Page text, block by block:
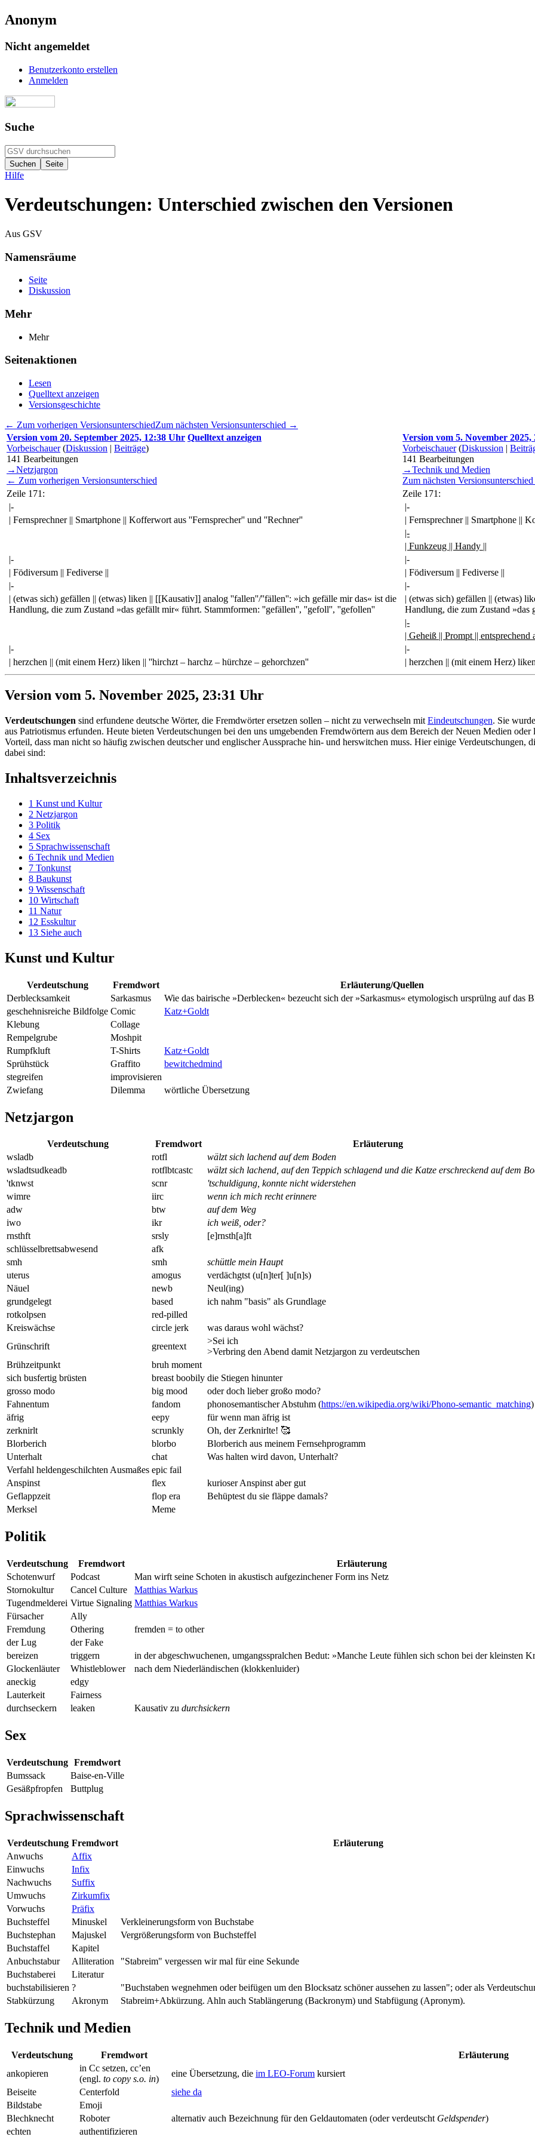
Anonym
Nicht angemeldet
Benutzerkonto erstellen
Anmelden
Suche
Hilfe
Verdeutschungen: Unterschied zwischen den Versionen
Aus GSV
Namensräume
Seite
Diskussion
Mehr
Mehr
Seitenaktionen
Lesen
Quelltext anzeigen
Versionsgeschichte
← Zum vorherigen VersionsunterschiedZum nächsten Versionsunterschied →
Version vom 20. September 2025, 12:38 Uhr Quelltext anzeigen
Vorbeischauer (Diskussion | Beiträge)
141 Bearbeitungen
→Netzjargon
← Zum vorherigen Versionsunterschied
Version vom 5. November
Vorbeischauer (Diskussion |
141 Bearbeitungen
→Technik und Medien
Zum nächsten
Zeile 171:
Zeile 171:
|-
|-
| Fernsprechner || Smartphone || Kofferwort aus ''Fernsprecher'' und ''Rechner''
| Fernsprechner || Smartphone ||
|-
| Funkzeug || Handy ||
|-
|-
| Födiversum || Fediverse ||
| Födiversum || Fediverse ||
|-
|-
| (etwas sich) gefällen || (etwas) liken || [[Kausativ]] analog ''fallen''/''fällen'': »ich gefälle mir das« ist die
Handlung, die zum Zustand »das gefällt mir« führt. Stammformen: ''gefällen'', ''gefoll'', ''gefollen''
| (etwas sich) gefällen || (etwas)
Handlung, die zum Zustand
|-
| Geheiß || Prompt ||
|-
|-
| herzchen || (mit einem Herz) liken || ''hirchzt – harchz – hürchze – gehorchzen''
| herzchen || (mit einem Herz)
Version vom 5. November 2025, 23:31 Uhr
Verdeutschungen sind erfundene deutsche Wörter, die Fremdwörter ersetzen sollen – nicht zu verwechseln mit Eindeutschungen. Sie
aus Patriotismus erfunden. Heute bieten Verdeutschungen bei den uns umgebenden Fremdwörtern aus dem Bereich der Neuen Medien
Vorteil, dass man nicht so häufig zwischen deutscher und englischer Aussprache hin- und herswitchen muss. Hier einige Verdeutschungen,
dabei sind:
Inhaltsverzeichnis
1 Kunst und Kultur
2 Netzjargon
3 Politik
4 Sex
5 Sprachwissenschaft
6 Technik und Medien
7 Tonkunst
8 Baukunst
9 Wissenschaft
10 Wirtschaft
11 Natur
12 Esskultur
13 Siehe auch
Kunst und Kultur
Verdeutschung Fremdwort
Erläuterung/Quellen
Derblecksamkeit
Sarkasmus
Wie das bairische »Derblecken« bezeucht sich der »Sarkasmus« etymologisch ursprülng auf das
geschehnisreiche Bildfolge Comic
Katz+Goldt
Klebung
Collage
Rempelgrube
Moshpit
Rumpfkluft
T-Shirts
Katz+Goldt
Sprühstück
Graffito
bewitchedmind
stegreifen
improvisieren
Zwiefang
Dilemma wörtliche Übersetzung
Netzjargon
Verdeutschung Fremdwort
Erläuterung
wsladb
rotfl
wälzt sich lachend auf dem Boden
wsladtsudkeadb
rotflbtcastc
wälzt sich lachend, auf den Teppich schlagend und die Katze erschreckend auf dem
'tknwst
scnr
'tschuldigung, konnte nicht widerstehen
wimre
iirc
wenn ich mich recht erinnere
adw
btw
auf dem Weg
iwo
ikr
ich weiß, oder?
rnsthft
srsly
[e]rnsth[a]ft
schlüsselbrettsabwesend
afk
smh
smh
schüttle mein Haupt
uterus
amogus
verdächgtst (u[n]ter[ ]u[n]s)
Näuel
newb
Neul(ing)
grundgelegt
based
ich nahm "basis" als Grundlage
rotkolpsen
red-pilled
Kreiswächse
circle jerk
was daraus wohl wächst?
Grünschrift
greentext
>Sei ich
>Verbring den Abend damit Netzjargon zu verdeutschen
Brühzeitpunkt
bruh moment
sich busfertig brüsten
breast boobily die Stiegen hinunter
grosso modo
big mood
oder doch lieber großo modo?
Fahnentum
fandom phonosemantischer Abstuhm (https://en.wikipedia.org/wiki/Phono-semantic_matching)
äfrig
eepy
für wenn man äfrig ist
zerknirlt
scrunkly
Oh, der Zerknirlte! 🥰
Blorberich
blorbo
Blorberich aus meinem Fernsehprogramm
Unterhalt
chat
Was halten wird davon, Unterhalt?
Verfahl heldengeschilchten Ausmaßes epic fail
Anspinst
flex
kurioser Anspinst aber gut
Geflappzeit
flop era
Behüptest du sie fläppe damals?
Merksel
Meme
Politik
Verdeutschung Fremdwort
Erläuterung
Schotenwurf
Podcast
Man wirft seine Schoten in akustisch aufgezinchener Form ins Netz
Stornokultur
Cancel Culture
Matthias Warkus
Tugendmelderei Virtue Signaling Matthias Warkus
Fürsacher
Ally
Fremdung
Othering
fremden = to other
der Lug
der Fake
bereizen
triggern
in der abgeschwuchenen, umgangsspralchen Bedut: »Manche Leute fühlen sich schon bei der kleinsten
Glockenläuter
Whistleblower
nach dem Niederländischen (klokkenluider)
aneckig
edgy
Lauterkeit
Fairness
durchseckern
leaken Kausativ zu durchsickern
Sex
Verdeutschung Fremdwort
Bumssack
Baise-en-Ville
Gesäßpfropfen
Buttplug
Sprachwissenschaft
Verdeutschung Fremdwort
Erläuterung
Anwuchs
Affix
Einwuchs
Infix
Nachwuchs
Suffix
Umwuchs
Zirkumfix
Vorwuchs
Präfix
Buchsteffel
Minuskel
Verkleinerungsform von Buchstabe
Buchstephan
Majuskel
Vergrößerungsform von Buchsteffel
Buchstaffel
Kapitel
Anbuchstabur
Alliteration
"Stabreim" vergessen wir mal für eine Sekunde
Buchstaberei
Literatur
buchstabilisieren ?
"Buchstaben wegnehmen oder beifügen um den Blocksatz schöner aussehen zu lassen"; oder als
Stabkürzung
Akronym Stabreim+Abkürzung. Ahln auch Stablängerung (Backronym) und Stabfügung (Apronym).
Technik und Medien
Verdeutschung Fremdwort
Erläuterung
ankopieren
in Cc setzen, cc’en
(engl. to copy s.o. in)
eine Übersetzung, die im LEO-Forum kursiert
Beiseite
Centerfold
siehe da
Bildstabe
Emoji
Blechknecht
Roboter alternativ auch Bezeichnung für den Geldautomaten (oder verdeutscht Geldspender)
echten
authentifizieren